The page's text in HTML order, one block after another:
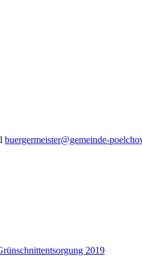
buergermeister@gemeinde-
2019